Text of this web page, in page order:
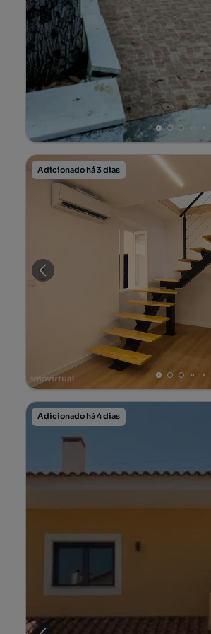
Adicionado há 3 dias
Adicionado há 4 dias